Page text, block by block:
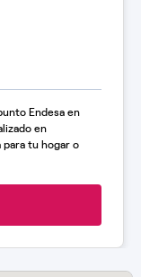
Endesa en
en
tu hogar o